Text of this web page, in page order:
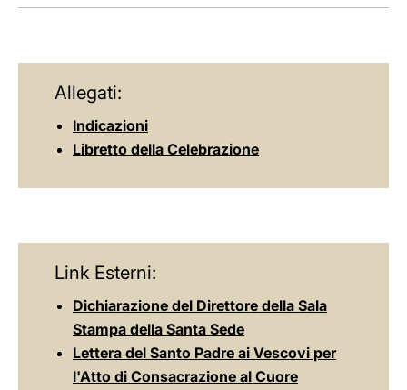
Allegati:
Indicazioni
Libretto della Celebrazione
Link Esterni:
Dichiarazione del Direttore della Sala
Stampa della Santa Sede
Lettera del Santo Padre ai Vescovi per
l'Atto di Consacrazione al Cuore